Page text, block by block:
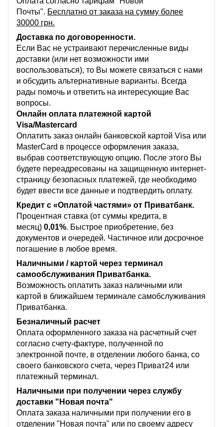
Почты". Бесплатно от заказа на сумму более
30000 грн.
Доставка по договоренности.
Если Вас не устраивают перечисленные виды
доставки (или нет возможности ими
воспользоваться), то Вы можете связаться с нами
и обсудить альтернативные варианты. Всегда
рады помочь и ответить на интересующие Вас
вопросы.
Онлайн оплата платежной картой
Visa/Mastercard
Оплатить заказ онлайн банковской картой Visa или
MasterCard в процессе оформления заказа,
выбрав соответствующую опцию. После этого Вы
будете переадресованы на защищенную интернет-
страницу безопасных платежей, где необходимо
будет ввести все данные и подтвердить оплату.
Кредит с «Оплатой частями» от Приватбанк.
Процентная ставка (от суммы кредита, в
месяц) 0,01%. Быстрое приобретение, без
документов и очередей. Частичное или досрочное
погашение в любое время.
Наличными / картой через терминал
самообслуживания Приватбанка.
Возможность оплатить заказ наличными или
картой в ближайшем терминале самобслуживания
Приватбанка.
Безналичный расчет
Оплата оформленного заказа на расчетный счет
согласно счету-фактуре, полученной по
электронной почте, в отделении любого банка, со
своего банковского счета, через Приват24 или
платежный терминал.
Наличными при получении через службу
доставки "Новая почта"
Оплата заказа наличными при получении его в
отделении "Новая почта" или по своему адресу